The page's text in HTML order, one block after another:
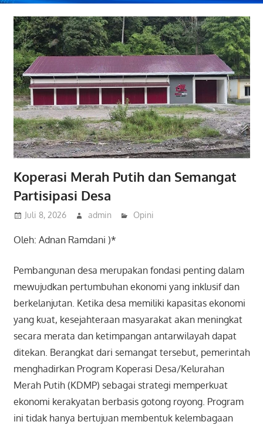
Koperasi Merah Putih dan Semangat
Partisipasi Desa
Juli 8, 2026 admin Opini
Oleh: Adnan Ramdani )*
Pembangunan desa merupakan fondasi penting dalam
mewujudkan pertumbuhan ekonomi yang inklusif dan
berkelanjutan. Ketika desa memiliki kapasitas ekonomi
yang kuat, kesejahteraan masyarakat akan meningkat
secara merata dan ketimpangan antarwilayah dapat
ditekan. Berangkat dari semangat tersebut, pemerintah
menghadirkan Program Koperasi Desa/Kelurahan
Merah Putih (KDMP) sebagai strategi memperkuat
ekonomi kerakyatan berbasis gotong royong. Program
ini tidak hanya bertujuan membentuk kelembagaan